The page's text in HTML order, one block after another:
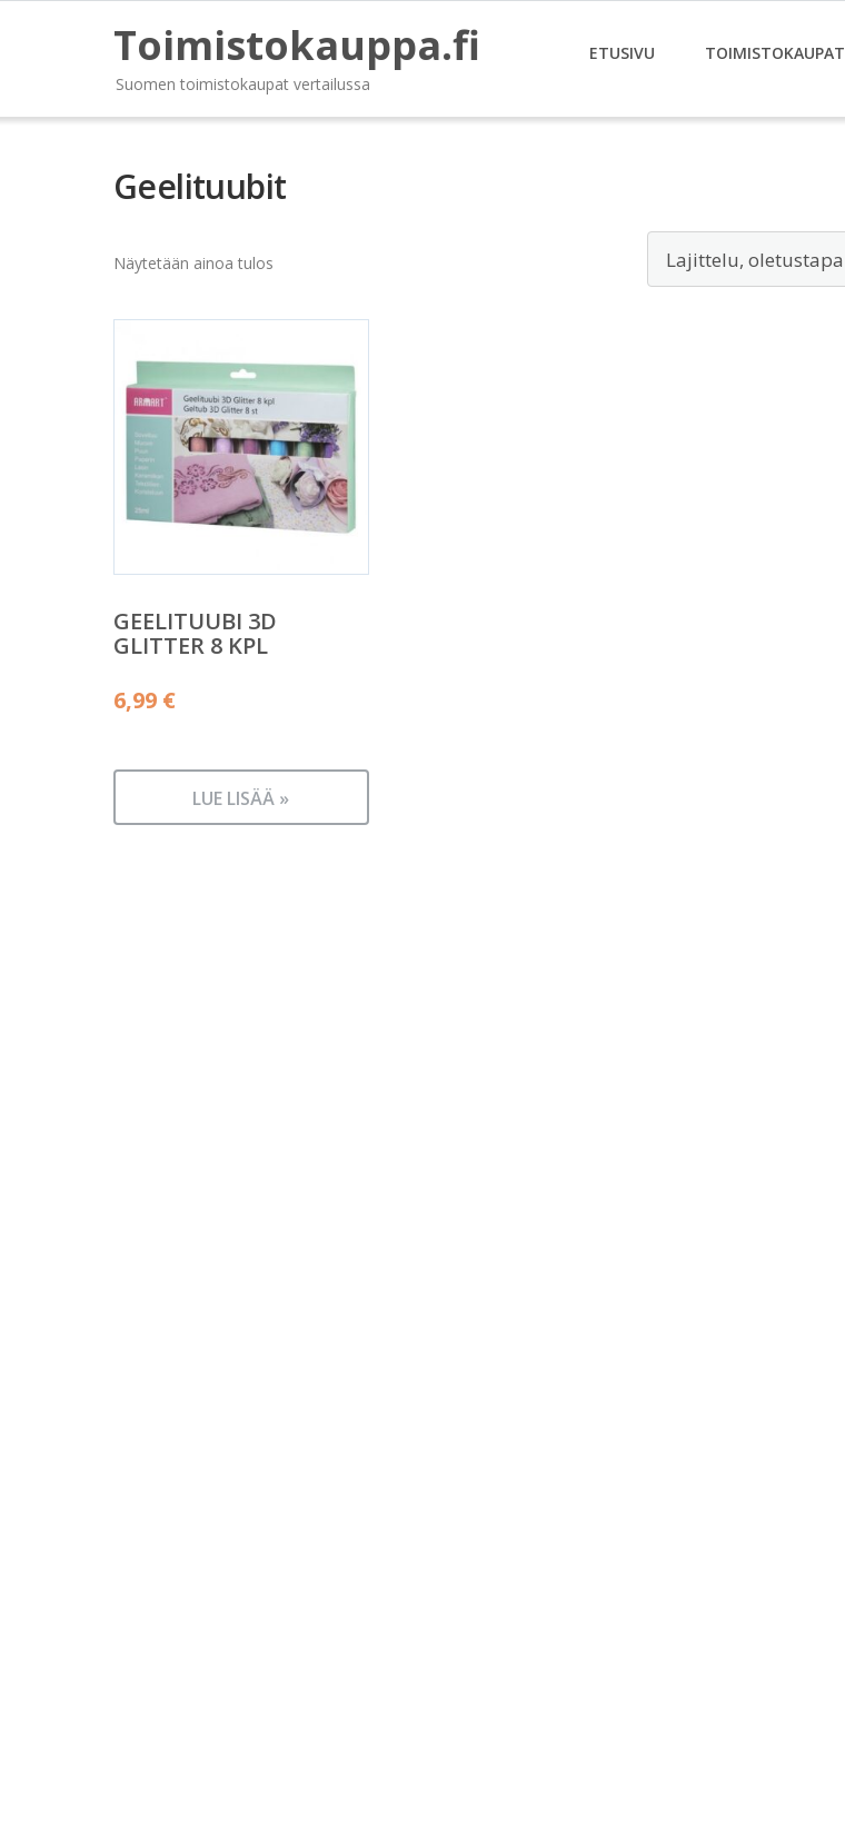
Toimistokauppa.fi
Suomen toimistokaupat vertailussa
ETUSIVU TOIMISTOKAUPAT
Geelituubit
Näytetään ainoa tulos
GEELITUUBI 3D
GLITTER 8 KPL
6,99 €
LUE LISÄÄ »